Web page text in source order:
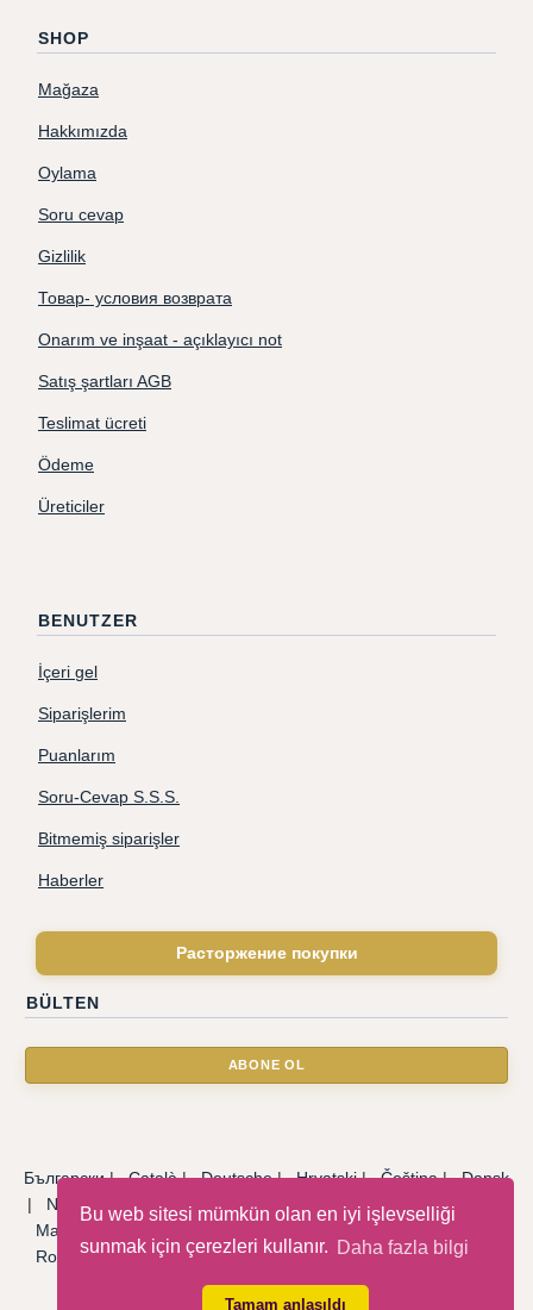
Bu web sitesi mümkün olan en iyi işlevselliği
sunmak için çerezleri kullanır. Daha fazla bilgi
Tamam anlaşıldı
SHOP
Mağaza
Hakkımızda
Oylama
Soru cevap
Gizlilik
Товар- условия возврата
Onarım ve inşaat - açıklayıcı not
Satış şartları AGB
Teslimat ücreti
Ödeme
Üreticiler
BENUTZER
İçeri gel
Siparişlerim
Puanlarım
Soru-Cevap S.S.S.
Bitmemiş siparişler
Haberler
Расторжение покупки
BÜLTEN
Български|Català|Deutsche|Hrvatski|Čeština|Dansk
| Nederlandse |English| Eesti keel Français |Ελληνικά
Magyar
Polski Português
Română|Русский |Српски|Slovenský| Slovenščina
Español|Svenska|Türkçe